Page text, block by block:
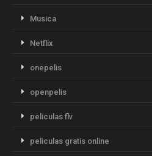
Musica
Netflix
onepelis
openpelis
peliculas flv
peliculas gratis online